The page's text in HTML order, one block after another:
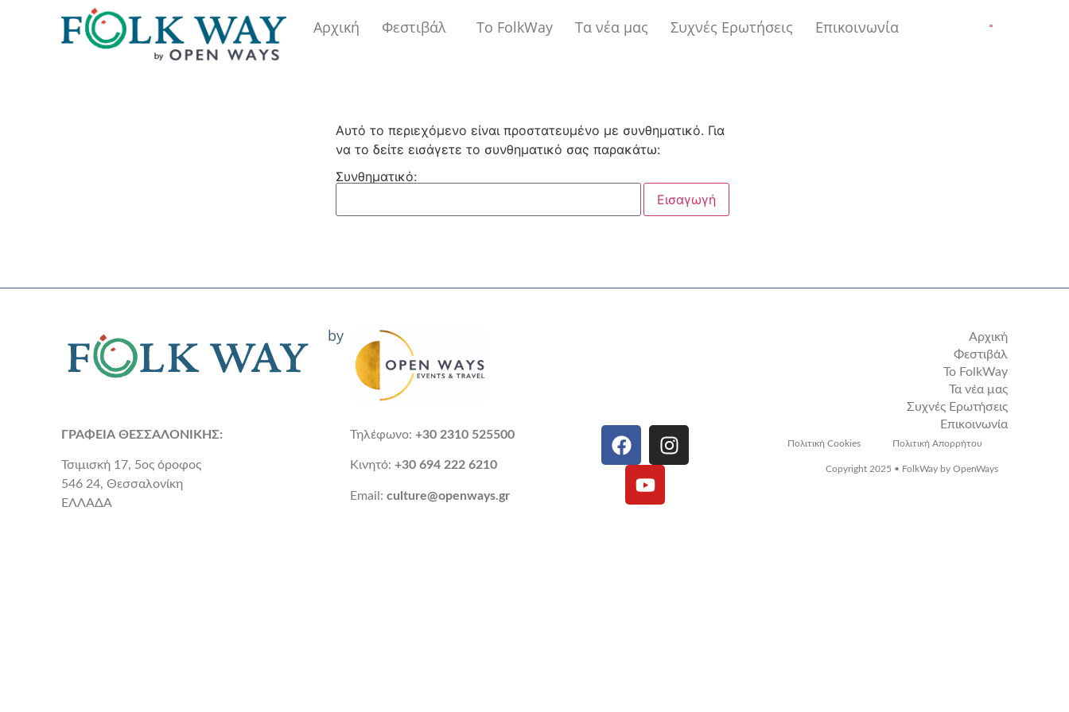
Αρχική Φεστιβάλ Το FolkWay Τα νέα μας Συχνές Ερωτήσεις Επικοινωνία
Αυτό το περιεχόμενο είναι προστατευμένο με συνθηματικό. Για
να το δείτε εισάγετε το συνθηματικό σας παρακάτω:
Συνθηματικό:
by
Αρχική
Φεστιβάλ
Το FolkWay
Τα νέα μας
Συχνές Ερωτήσεις
Επικοινωνία
ΓΡΑΦΕΙΑ ΘΕΣΣΑΛΟΝΙΚΗΣ:
Τσιμισκή 17, 5ος όροφος
546 24, Θεσσαλονίκη
ΕΛΛΑΔΑ
Τηλέφωνο:+30 2310 525500
Κινητό:+30 694 222 6210
Email:culture@openways.gr
Πολιτική Cookies Πολιτική Απορρήτου
Copyright 2025 • FolkWay by OpenWays